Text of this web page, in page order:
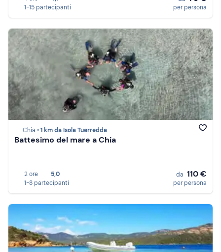
1-15 partecipanti
per persona
Chia •1 km da Isola Tuerredda
Battesimo del mare a Chia
2 ore
5,0
1-8 partecipanti
da 110 €
per persona